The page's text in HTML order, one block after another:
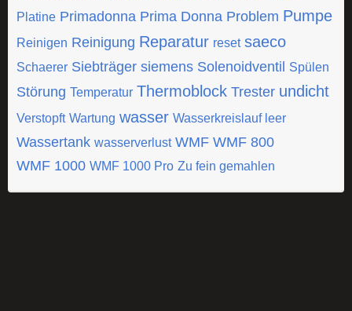
Platine Primadonna Prima Donna Problem Pumpe
Reinigen Reinigung Reparatur reset saeco
Schaerer Siebträger siemens Solenoidventil Spülen
Störung Temperatur Thermoblock Trester undicht
Verstopft Wartung wasser Wasserkreislauf leer
Wassertank wasserverlust WMF WMF 800
WMF 1000 WMF 1000 Pro Zu fein gemahlen